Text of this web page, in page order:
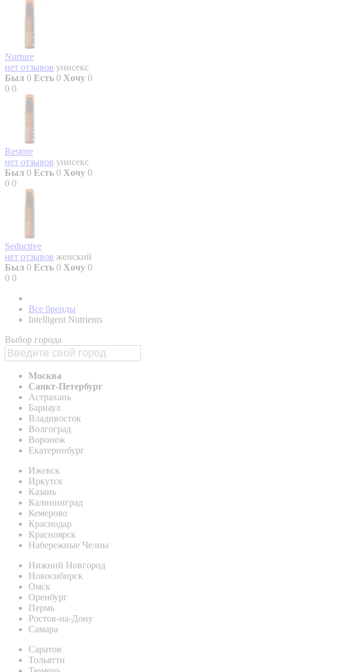
Nurture
нет отзывов унисекс
Был 0 Есть 0 Хочу 0
0 0
Restore
нет отзывов унисекс
Был 0 Есть 0 Хочу 0
0 0
Seductive
нет отзывов женский
Был 0 Есть 0 Хочу 0
0 0
Все бренды
Intelligent Nutrients
Выбор города
Москва
Санкт-Петербург
Астрахань
Барнаул
Владивосток
Волгоград
Воронеж
Екатеринбург
Ижевск
Иркутск
Казань
Калининград
Кемерово
Краснодар
Красноярск
Набережные Челны
Нижний Новгород
Новосибирск
Омск
Оренбург
Пермь
Ростов-на-Дону
Самара
Саратов
Тольятти